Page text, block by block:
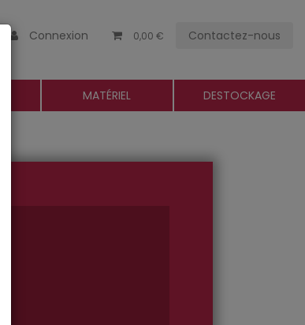
Connexion 0,00 € Contactez-nous
MATÉRIEL DESTOCKAGE